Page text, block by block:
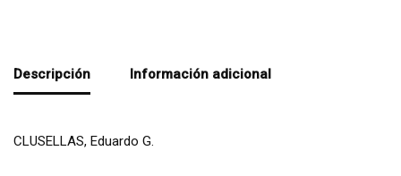
Descripción Información adicional
CLUSELLAS, Eduardo G.